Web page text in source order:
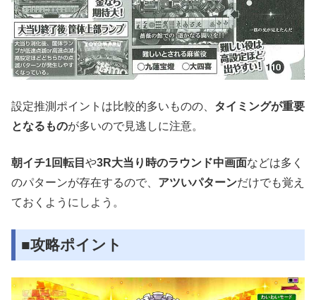
設定推測ポイントは比較的多いものの、 タイミングが重要
となるものが多いので見逃しに注意。
朝イチ1回転目 や3R大当り時のラウンド中画面などは多く
のパターンが存在するので、 アツいパターンだけでも覚え
ておくようにしよう。
■攻略ポイント